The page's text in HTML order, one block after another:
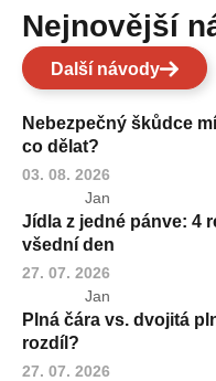
Nejnovější
Další návody
Nebezpečný škůdce
co dělat?
03. 08. 2026
Jan
Jídla z jedné pánve: 4
všední den
27. 07. 2026
Jan
Plná čára vs. dvojitá
rozdíl?
27. 07. 2026